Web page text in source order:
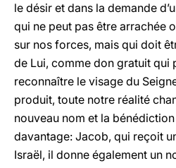
le désir et dans la demande
qui ne peut pas être arrachée
sur nos forces, mais qui doit
de Lui, comme don gratuit qui
reconnaître le visage du
produit, toute notre réalité
nouveau nom et la
davantage: Jacob, qui reçoit
Israël, il donne également un